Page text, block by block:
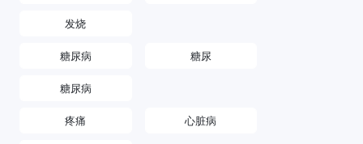
发烧
糖尿病 糖尿
糖尿病
疼痛 心脏病